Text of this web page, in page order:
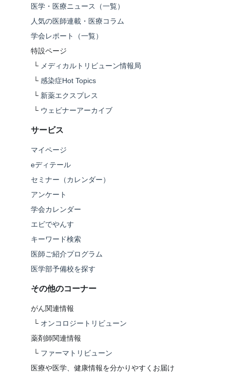
医学・医療ニュース（一覧）
人気の医師連載・医療コラム
学会レポート（一覧）
特設ページ
└ メディカルトリビューン情報局
└ 感染症Hot Topics
└ 新薬エクスプレス
└ ウェビナーアーカイブ
サービス
マイページ
eディテール
セミナー（カレンダー）
アンケート
学会カレンダー
エビでやんす
キーワード検索
医師ご紹介プログラム
医学部予備校を探す
その他のコーナー
がん関連情報
└ オンコロジートリビューン
薬剤師関連情報
└ ファーマトリビューン
医療や医学、健康情報を分かりやすくお届け